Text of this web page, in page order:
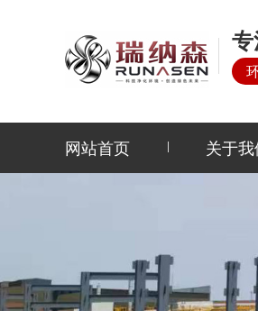
网站首页 关于